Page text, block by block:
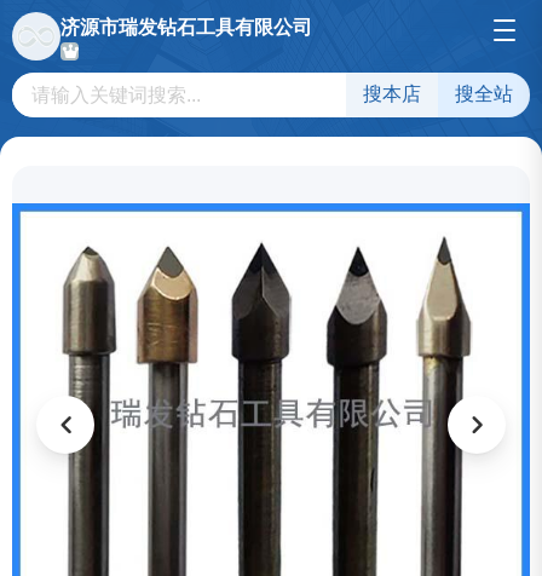
济源市瑞发钻石工具有限公司
搜本店 搜全站